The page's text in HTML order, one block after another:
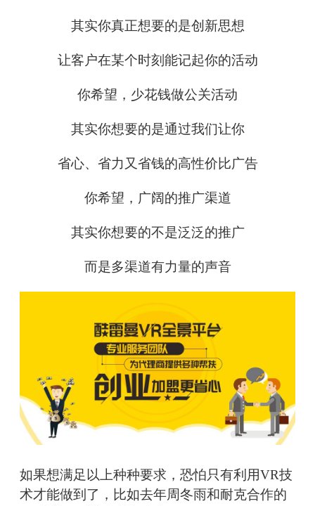
其实你真正想要的是创新思想
让客户在某个时刻能记起你的活动
你希望，少花钱做公关活动
其实你想要的是通过我们让你
省心、省力又省钱的高性价比广告
你希望，广阔的推广渠道
其实你想要的不是泛泛的推广
而是多渠道有力量的声音
如果想满足以上种种要求，恐怕只有利用VR技
术才能做到了，比如去年周冬雨和耐克合作的